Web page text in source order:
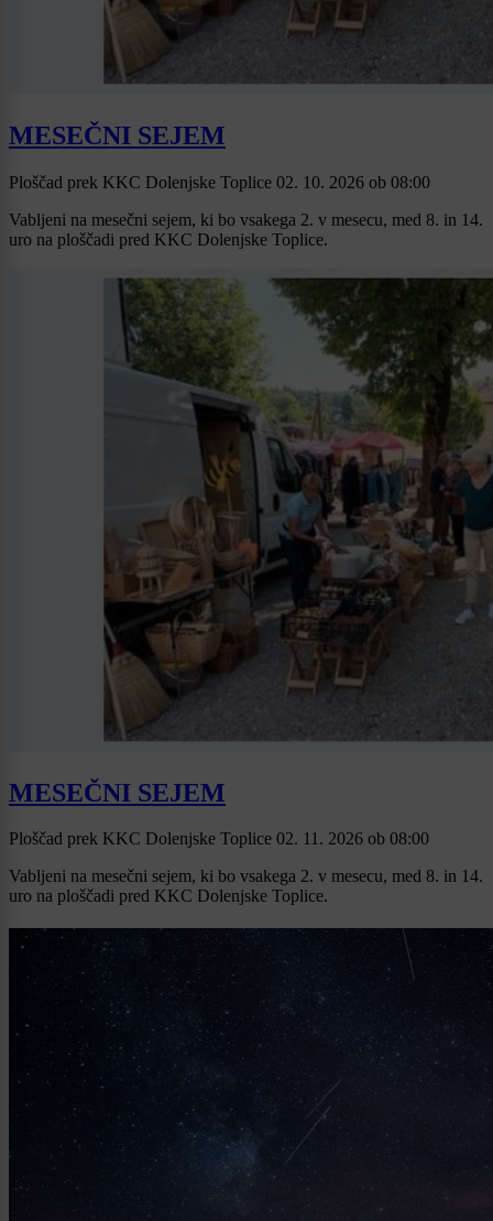
MESEČNI SEJEM
Ploščad prek KKC Dolenjske Toplice 02. 10. 2026 ob 08:00
Vabljeni na mesečni sejem, ki bo vsakega 2. v mesecu, med 8. in 14.
uro na ploščadi pred KKC Dolenjske Toplice.
MESEČNI SEJEM
Ploščad prek KKC Dolenjske Toplice 02. 11. 2026 ob 08:00
Vabljeni na mesečni sejem, ki bo vsakega 2. v mesecu, med 8. in 14.
uro na ploščadi pred KKC Dolenjske Toplice.